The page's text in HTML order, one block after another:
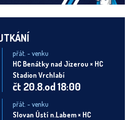
přát. - venku
HC Benátky nad Jizerou × HC
Stadion Vrchlabí
čt 20.8.od 18:00
přát. - venku
Slovan Ústí n.Labem × HC